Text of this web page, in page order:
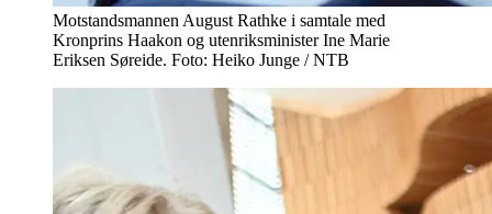
Motstandsmannen August Rathke i samtale med
Kronprins Haakon og utenriksminister Ine Marie
Eriksen Søreide. Foto: Heiko Junge / NTB